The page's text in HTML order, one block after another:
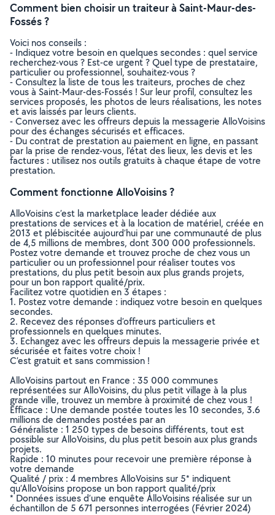
Comment bien choisir un traiteur à Saint-Maur-des-
Fossés ?
Voici nos conseils :
- Indiquez votre besoin en quelques secondes : quel service
recherchez-vous ? Est-ce urgent ? Quel type de prestataire,
particulier ou professionnel, souhaitez-vous ?
- Consultez la liste de tous les traiteurs, proches de chez
vous à Saint-Maur-des-Fossés ! Sur leur profil, consultez les
services proposés, les photos de leurs réalisations, les notes
et avis laissés par leurs clients.
- Conversez avec les offreurs depuis la messagerie AlloVoisins
pour des échanges sécurisés et efficaces.
- Du contrat de prestation au paiement en ligne, en passant
par la prise de rendez-vous, l’état des lieux, les devis et les
factures : utilisez nos outils gratuits à chaque étape de votre
prestation.
Comment fonctionne AlloVoisins ?
AlloVoisins c’est la marketplace leader dédiée aux
prestations de services et à la location de matériel, créée en
2013 et plébiscitée aujourd’hui par une communauté de plus
de 4,5 millions de membres, dont 300 000 professionnels.
Postez votre demande et trouvez proche de chez vous un
particulier ou un professionnel pour réaliser toutes vos
prestations, du plus petit besoin aux plus grands projets,
pour un bon rapport qualité/prix.
Facilitez votre quotidien en 3 étapes :
1. Postez votre demande : indiquez votre besoin en quelques
secondes.
2. Recevez des réponses d’offreurs particuliers et
professionnels en quelques minutes.
3. Echangez avec les offreurs depuis la messagerie privée et
sécurisée et faites votre choix !
C’est gratuit et sans commission !
AlloVoisins partout en France : 35 000 communes
représentées sur AlloVoisins, du plus petit village à la plus
grande ville, trouvez un membre à proximité de chez vous !
Efficace : Une demande postée toutes les 10 secondes, 3.6
millions de demandes postées par an
Généraliste : 1 250 types de besoins différents, tout est
possible sur AlloVoisins, du plus petit besoin aux plus grands
projets.
Rapide : 10 minutes pour recevoir une première réponse à
votre demande
Qualité / prix : 4 membres AlloVoisins sur 5* indiquent
qu’AlloVoisins propose un bon rapport qualité/prix
* Données issues d’une enquête AlloVoisins réalisée sur un
échantillon de 5 671 personnes interrogées (Février 2024)